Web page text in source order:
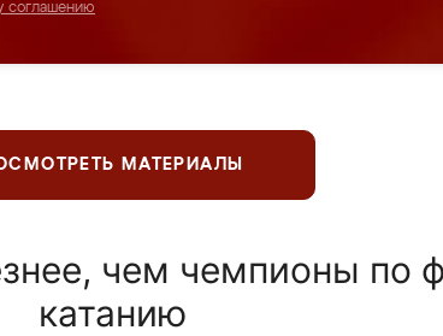
соглашению
МАТЕРИАЛЫ
чем чемпионы по
катанию